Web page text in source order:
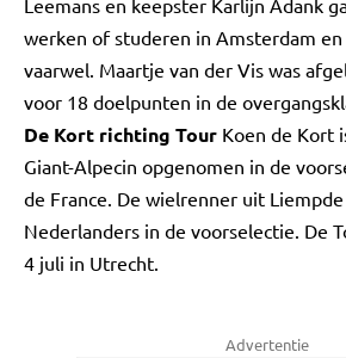
Leemans en keepster Karlijn Adank
werken of studeren in Amsterdam en
vaarwel. Maartje van der Vis was
voor 18 doelpunten in de
De Kort richting Tour Koen de Kort
Giant-Alpecin opgenomen in de
de France. De wielrenner uit
Nederlanders in de voorselectie. De
4 juli in Utrecht.
Advertentie